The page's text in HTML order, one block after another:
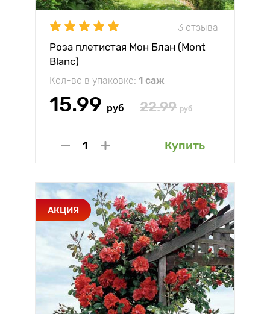
3 отзыва
Роза плетистая Мон Блан (Mont
Blanc)
Кол-во в упаковке: 1 саж
15.99 руб 22.99 руб
Купить
АКЦИЯ